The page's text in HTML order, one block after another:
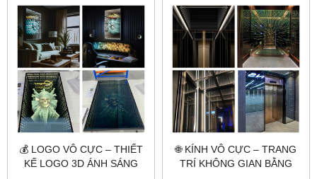
💰 LOGO VÔ CỰC – THIẾT
KẾ LOGO 3D ÁNH SÁNG
🌐 KÍNH VÔ CỰC – TRANG
TRÍ KHÔNG GIAN BẰNG